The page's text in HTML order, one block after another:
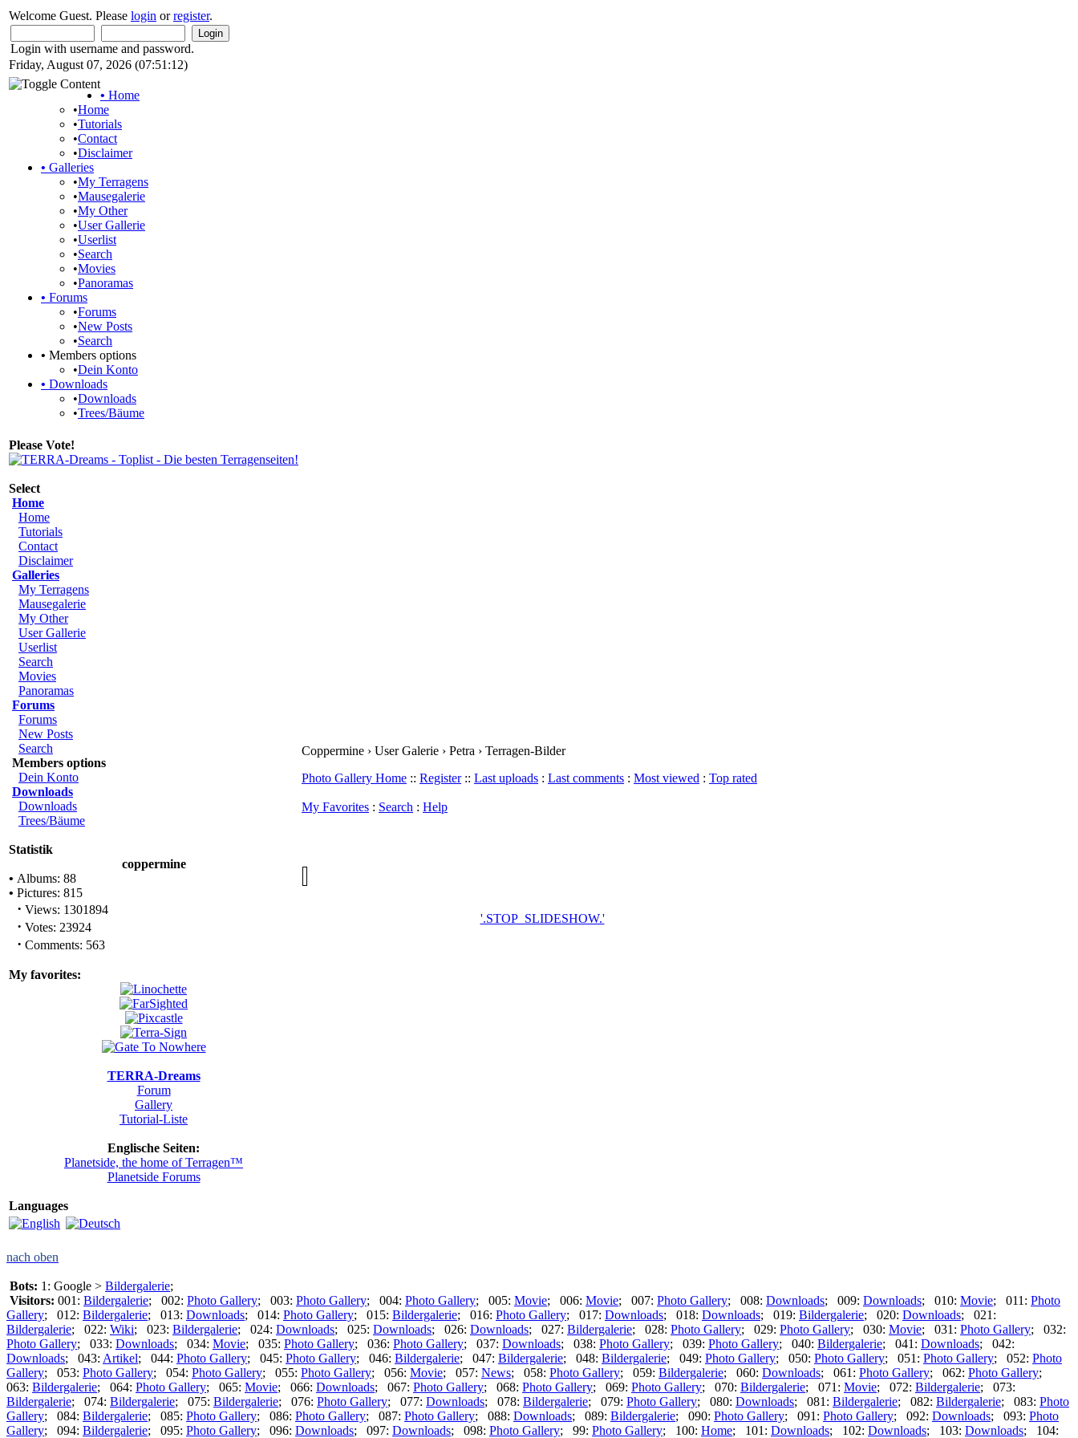
Welcome Guest. Please login orregister.
Login with username and password.
Friday, August 07, 2026 (07:51:12)
• Home
•Home
•Tutorials
•Contact
•Disclaimer
• Galleries
•My Terragens
•Mausegalerie
•My Other
•User Gallerie
•Userlist
•Search
•Movies
•Panoramas
• Forums
•Forums
•New Posts
•Search
• Members options
•Dein Konto
• Downloads
•Downloads
•Trees/Bäume
Please Vote!
Select
Home
Home
Tutorials
Contact
Disclaimer
Galleries
My Terragens
Mausegalerie
My Other
User Gallerie
Userlist
Search
Movies
Panoramas
Forums
Forums
New Posts
Search
Members options
Dein Konto
Downloads
Downloads
Trees/Bäume
Statistik
coppermine
• Albums: 88
• Pictures: 815
· Views: 1301894
· Votes: 23924
· Comments: 563
My favorites:
TERRA-Dreams
Forum
Gallery
Tutorial-Liste
Englische Seiten:
Planetside, the home of Terragen™
Planetside Forums
Languages
Coppermine › User Galerie › Petra › Terragen-Bilder
Photo Gallery Home :: Register:: Last uploads : Last comments : Most viewed : Top rated
My Favorites : Search : Help
'.STOP_SLIDESHOW.'
nach oben
Bots: 1: Google > Bildergalerie;
Visitors: 001: Bildergalerie; 002: Photo Gallery; 003: Photo Gallery; 004: Photo Gallery; 005: Movie; 006: Movie; 007: Photo Gallery; 008: Downloads; 009: Downloads; 010: Movie; 011: Photo
Gallery; 012: Bildergalerie; 013: Downloads; 014: Photo Gallery; 015: Bildergalerie; 016: Photo Gallery; 017: Downloads; 018: Downloads; 019: Bildergalerie; 020: Downloads; 021:
Bildergalerie; 022: Wiki; 023: Bildergalerie; 024: Downloads; 025: Downloads; 026: Downloads; 027: Bildergalerie; 028: Photo Gallery; 029: Photo Gallery; 030: Movie; 031: Photo Gallery; 032:
Photo Gallery; 033: Downloads; 034: Movie; 035: Photo Gallery; 036: Photo Gallery; 037: Downloads; 038: Photo Gallery; 039: Photo Gallery; 040: Bildergalerie; 041: Downloads; 042:
Downloads; 043: Artikel; 044: Photo Gallery; 045: Photo Gallery; 046: Bildergalerie; 047: Bildergalerie; 048: Bildergalerie; 049: Photo Gallery; 050: Photo Gallery; 051: Photo Gallery; 052: Photo
Gallery; 053: Photo Gallery; 054: Photo Gallery; 055: Photo Gallery; 056: Movie; 057: News; 058: Photo Gallery; 059: Bildergalerie; 060: Downloads; 061: Photo Gallery; 062: Photo Gallery;
063: Bildergalerie; 064: Photo Gallery; 065: Movie; 066: Downloads; 067: Photo Gallery; 068: Photo Gallery; 069: Photo Gallery; 070: Bildergalerie; 071: Movie; 072: Bildergalerie; 073:
Bildergalerie; 074: Bildergalerie; 075: Bildergalerie; 076: Photo Gallery; 077: Downloads; 078: Bildergalerie; 079: Photo Gallery; 080: Downloads; 081: Bildergalerie; 082: Bildergalerie; 083: Photo
Gallery; 084: Bildergalerie; 085: Photo Gallery; 086: Photo Gallery; 087: Photo Gallery; 088: Downloads; 089: Bildergalerie; 090: Photo Gallery; 091: Photo Gallery; 092: Downloads; 093: Photo
Gallery; 094: Bildergalerie; 095: Photo Gallery; 096: Downloads; 097: Downloads; 098: Photo Gallery; 99: Photo Gallery; 100: Home; 101: Downloads; 102: Downloads; 103: Downloads; 104: